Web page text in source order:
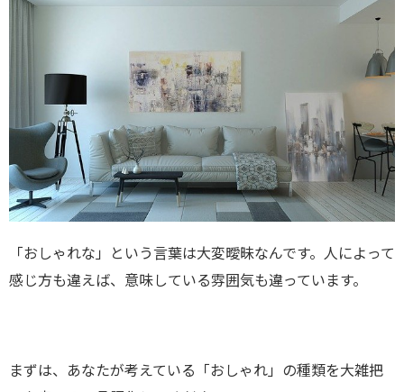
「おしゃれな」という言葉は大変曖昧なんです。人によって
感じ方も違えば、意味している雰囲気も違っています。
まずは、あなたが考えている「おしゃれ」の種類を大雑把